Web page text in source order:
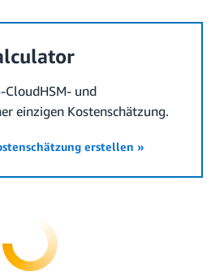
CloudHSM- und
einzigen Kostenschätzung.
erstellen »